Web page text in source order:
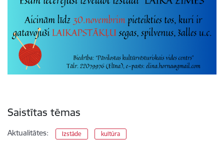
Saistītas tēmas
Aktualitātes: Izstāde kultūra